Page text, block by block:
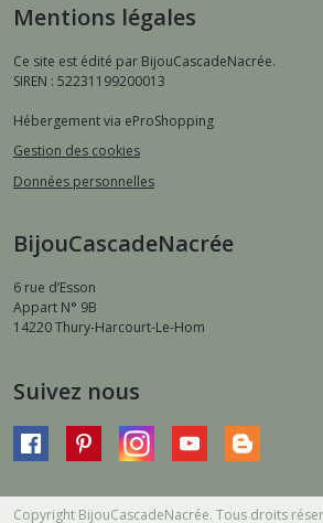
Mentions légales
Ce site est édité par BijouCascadeNacrée.
SIREN : 52231199200013
Hébergement via eProShopping
Gestion des cookies
Données personnelles
BijouCascadeNacrée
6 rue d’Esson
Appart N° 9B
14220Thury-Harcourt-Le-Hom
Suivez nous
Copyright BijouCascadeNacrée. Tous droits